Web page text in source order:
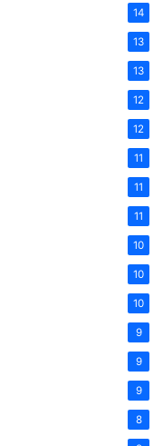
14
13
13
12
12
11
11
11
10
10
10
9
9
9
8